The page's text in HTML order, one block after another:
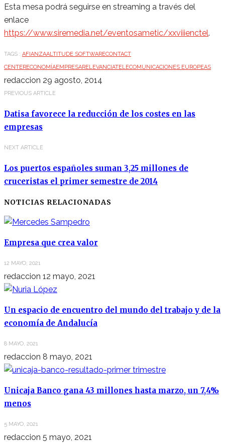
Esta mesa podrá seguirse en streaming a través del
enlace
https://www.siremedia.net/eventosametic/xxviiienctel.
TAGS : AFIANZAALTITUDE SOFTWARECONTACT
CENTERECONOMÍAEMPRESARELEVANCIATELECOMUNICACIONES EUROPEAS
redaccion 29 agosto, 2014
PREVIOUS ARTICLE
Datisa favorece la reducción de los costes en las
empresas
NEXT ARTICLE
Los puertos españoles suman 3,25 millones de
cruceristas el primer semestre de 2014
NOTICIAS RELACIONADAS
Empresa que crea valor
12 MAYO, 2021
redaccion 12 mayo, 2021
Un espacio de encuentro del mundo del trabajo y de la
economía de Andalucía
8 MAYO, 2021
redaccion 8 mayo, 2021
Unicaja Banco gana 43 millones hasta marzo, un 7,4%
menos
5 MAYO, 2021
redaccion 5 mayo, 2021